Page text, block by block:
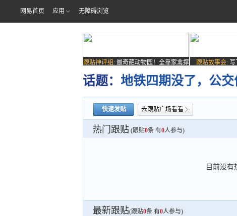
网易首页 应用 无障碍浏览
跟贴神评组: 最奇葩动物园！全靠家禽撑
场子
跟贴故事会: 写
话题： 地铁四期没了，公交
快速发贴 去跟贴广场看看
热门跟贴 (跟贴0条 有0人参与)
目前没有
最新跟贴(跟贴0条 有0人参与)